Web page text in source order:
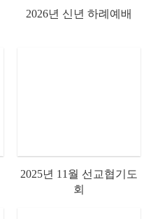
2026년 신년 하례예배
2025년 11월 선교협기도
회